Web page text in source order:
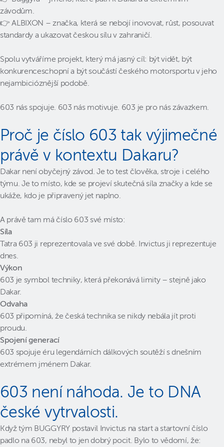
závodům.
👉 ALBIXON – značka, která se nebojí inovovat, růst, posouvat
standardy a ukazovat českou sílu v zahraničí.
Spolu vytváříme projekt, který má jasný cíl: být vidět, být
konkurenceschopní a být součástí českého motorsportu v jeho
nejambicióznější podobě.
603 nás spojuje. 603 nás motivuje. 603 je pro nás závazkem.
Proč je číslo 603 tak výjimečné
právě v kontextu Dakaru?
Dakar není obyčejný závod. Je to test člověka, stroje i celého
týmu. Je to místo, kde se projeví skutečná síla značky a kde se
ukáže, kdo je připravený jet naplno.
A právě tam má číslo 603 své místo:
Síla
Tatra 603 ji reprezentovala ve své době. Invictus ji reprezentuje
dnes.
Výkon
603 je symbol techniky, která překonává limity – stejně jako
Dakar.
Odvaha
603 připomíná, že česká technika se nikdy nebála jít proti
proudu.
Spojení generací
603 spojuje éru legendárních dálkových soutěží s dnešním
extrémem jménem Dakar.
603 není náhoda. Je to DNA
české vytrvalosti.
Když tým BUGGYRY postavil Invictus na start a startovní číslo
padlo na 603, nebyl to jen dobrý pocit. Bylo to vědomí, že: